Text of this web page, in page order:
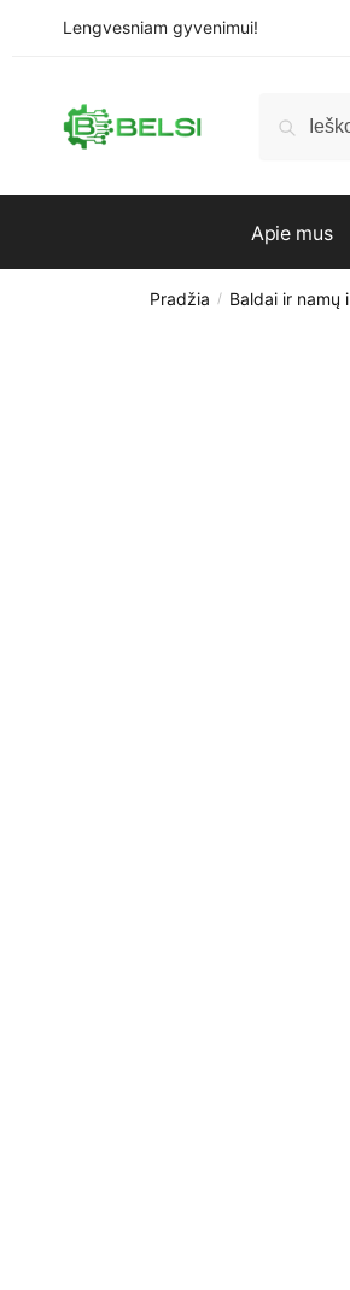
Lengvesniam gyvenimui!
Ieškoti
Apie mus
Pradžia / Baldai ir namų